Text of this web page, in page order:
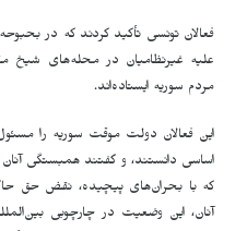
فعالان تونسی تأکید کردند که در
علیه غیرنظامیان در محله‌های شیخ
مردم سوریه ایستاده‌اند.
این فعالان دولت موقت سوریه را
اساسی دانستند، و گفتند همبستگی
که با بحران‌های پیچیده، نقض حق
آنان، این وضعیت در چارچوبی